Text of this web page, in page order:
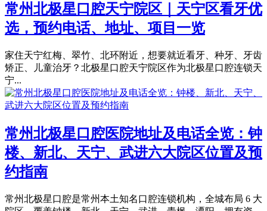
常州北极星口腔天宁院区｜天宁区看牙优
选，预约电话、地址、项目一览
家住天宁红梅、翠竹、北环附近，想要就近看牙、种牙、牙齿
矫正、儿童治牙？北极星口腔天宁院区作为北极星口腔连锁天
宁...
常州北极星口腔医院地址及电话全览：钟
楼、新北、天宁、武进六大院区位置及预
约指南
常州北极星口腔是常州本土知名口腔连锁机构，全城布局 6 大